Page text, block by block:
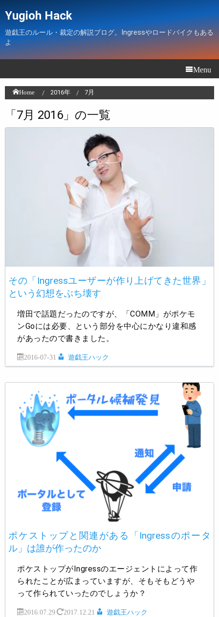
Yugioh Hack
遊戯王のルール・裁定の解説ブログ。Ingressやロードバイクもある
よ
Menu
Home 2016年 7月
「7月 2016」の一覧
その「Ingressユーザーが作り上げてきた世界」
という幻想をぶち壊す
増田で話題だったのですが、「COMM」がポケモ
ンGoには必要、という部分を中心にかなり違和感
があったので書きました。
2016-07-31 遊戯王ハック
ポケストップと関連がある「Ingressのポータ
ル」は誰が作ったのか
ポケストップがIngressのエージェントによって作
られたことが広まっていますが、そもそもどうや
って作られていったのでしょうか？
2016.07.29 2017.12.21 遊戯王ハック